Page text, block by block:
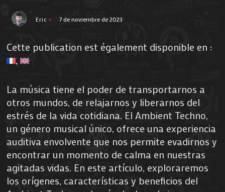
Eric 7 de noviembre de 2023
Cette publication est également disponible en :
La música tiene el poder de transportarnos a
otros mundos, de relajarnos y liberarnos del
estrés de la vida cotidiana. El Ambient Techno,
un género musical único, ofrece una experiencia
auditiva envolvente que nos permite evadirnos y
encontrar un momento de calma en nuestras
agitadas vidas. En este artículo, exploraremos
los orígenes, características y beneficios del